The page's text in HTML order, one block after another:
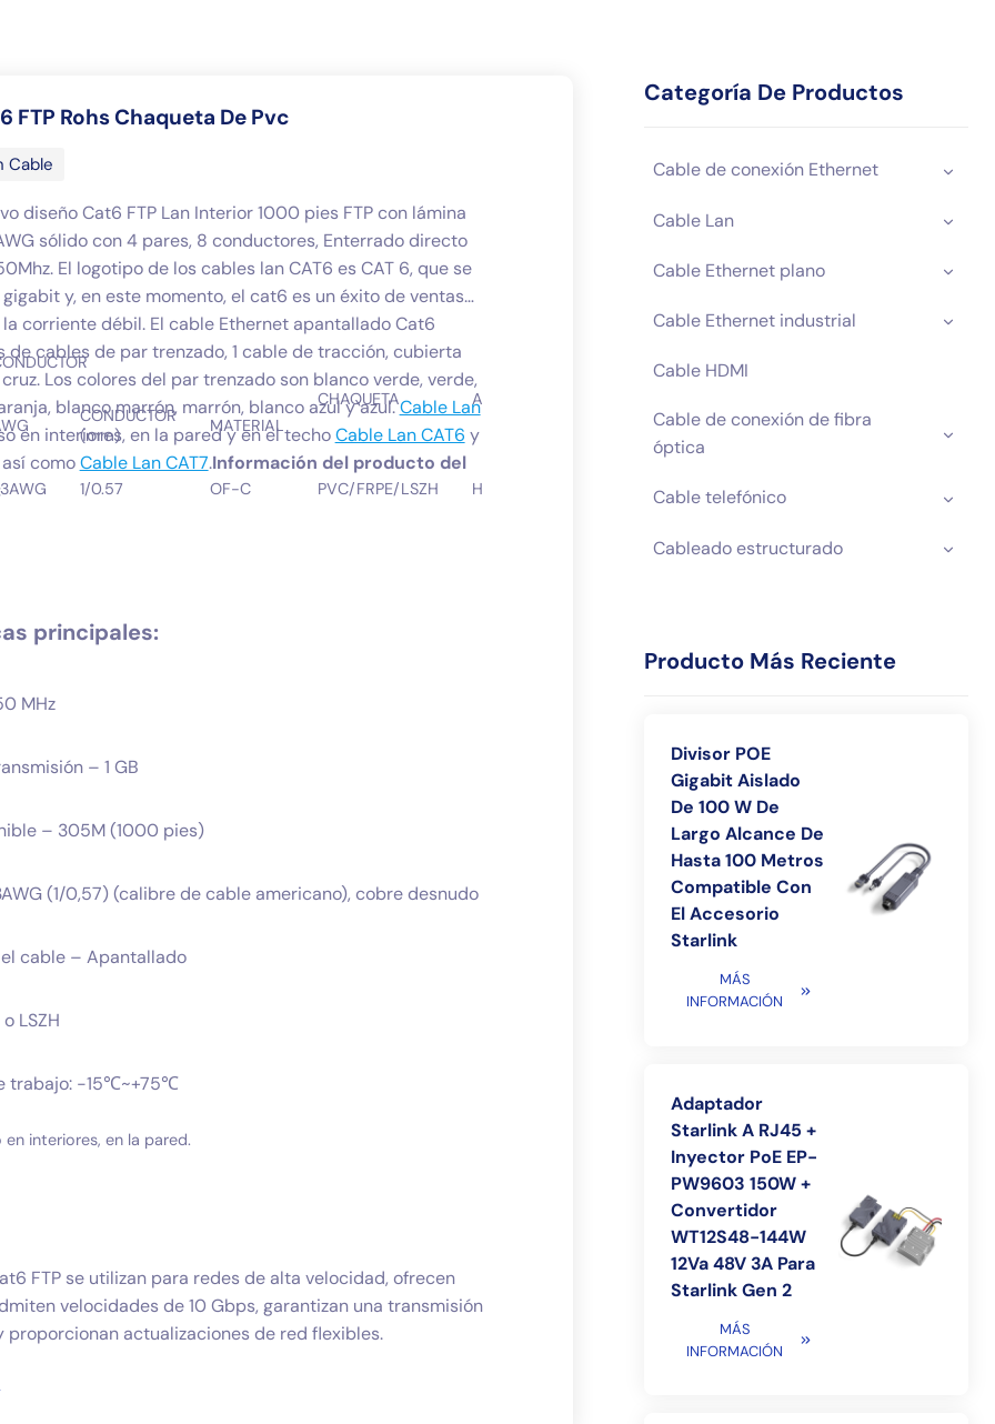
FTP Rohs Chaqueta De Pvc
Cable
diseño Cat6 FTP Lan Interior 1000 pies FTP con lámina
sólido con 4 pares, 8 conductores, Enterrado directo
El logotipo de los cables lan CAT6 es CAT 6, que se
y, en este momento, el cat6 es un éxito de ventas
corriente débil. El cable Ethernet apantallado Cat6
de cables de par trenzado, 1 cable de tracción, cubierta
Los colores del par trenzado son blanco verde, verde,
blanco marrón, marrón, blanco azul y azul.Cable Lan
en interiores, en la pared y en el techoCable Lan CAT6 y
comoCable Lan CAT7.Información del producto del
CHAQUETA
AISLAMIENTO
CONDUCTOR
A
20°C(Ω/KM,≤)
CONDUCTOR
(mm)
MATERIAL
1/0.57 OF-C PVC/FRPE/LSZH HDPE 70.08
principales:
MHz
– 1 GB
– 305M (1000 pies)
(1/0,57) (calibre de cable americano), cobre desnudo
cable – Apantallado
LSZH
trabajo: -15℃~+75℃
interiores, en la pared.
FTP se utilizan para redes de alta velocidad, ofrecen
velocidades de 10 Gbps, garantizan una transmisión
proporcionan actualizaciones de red flexibles.
Categoría De Productos
Cable de conexión Ethernet
Cable Lan
Cable Ethernet plano
Cable Ethernet industrial
Cable HDMI
Cable de conexión de fibra
óptica
Cable telefónico
Cableado estructurado
Producto Más Reciente
Divisor POE
Gigabit Aislado
De 100 W De
Largo Alcance De
Hasta 100 Metros
Compatible Con
El Accesorio
Starlink
MÁS
INFORMACIÓN
Adaptador
Starlink A RJ45 +
Inyector PoE EP-
PW9603 150W +
Convertidor
WT12S48-144W
12Va 48V 3A Para
Starlink Gen 2
MÁS
INFORMACIÓN